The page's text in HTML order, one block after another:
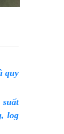
quy
log